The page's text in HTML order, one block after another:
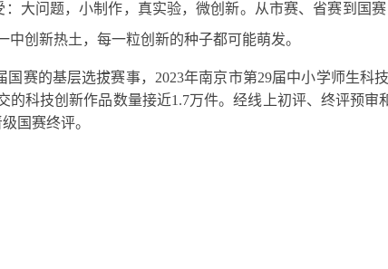
：大问题，小制作，真实验，微创新。从市赛、省赛到国
中创新热土，每一粒创新的种子都可能萌发。
的基层选拔赛事，2023年南京市第29届中小学师生科技
的科技创新作品数量接近1.7万件。经线上初评、终评预
国赛终评。